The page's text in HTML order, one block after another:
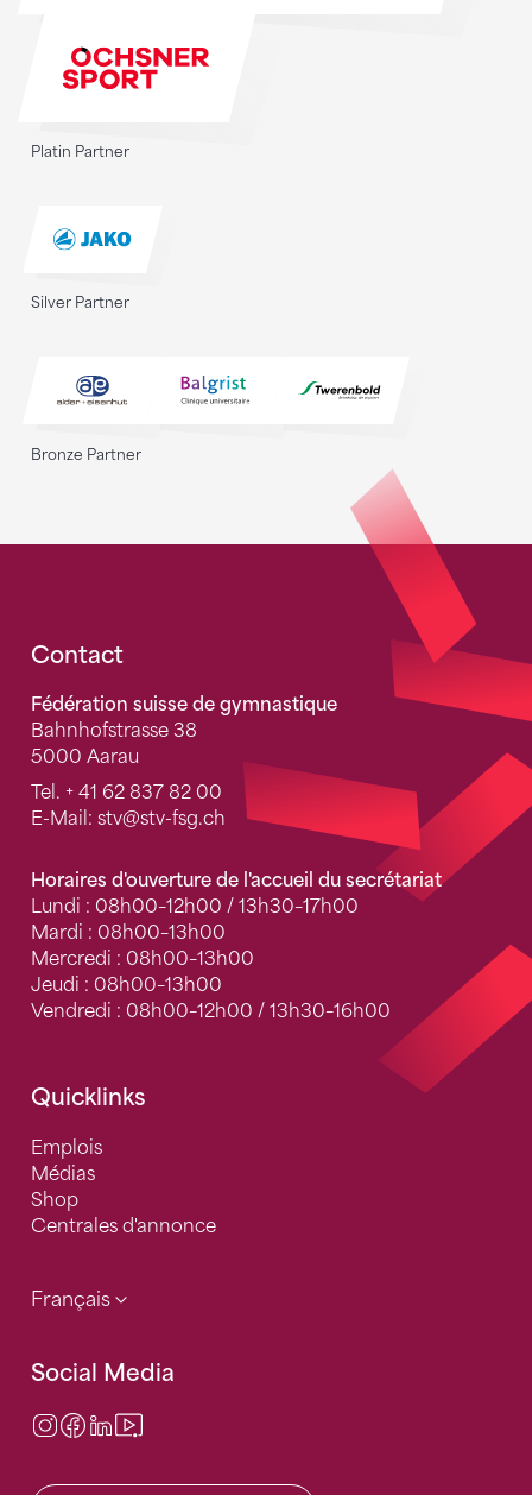
Platin Partner
Silver Partner
Bronze Partner
Fusszeile
Contact
Fédération suisse de gymnastique
Bahnhofstrasse 38
5000 Aarau
Tel. + 41 62 837 82 00
E-Mail: stv@stv-fsg.ch
Horaires d'ouverture de l'accueil du secrétariat
Lundi : 08h00–12h00 / 13h30–17h00
Mardi : 08h00–13h00
Mercredi : 08h00–13h00
Jeudi : 08h00–13h00
Vendredi : 08h00–12h00 / 13h30–16h00
Quicklinks
Emplois
Médias
Shop
Centrales d'annonce
Français
Social Media
Instagram
Facebook
LinkedIn